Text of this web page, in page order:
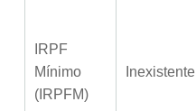
IRPF
Mínimo
(IRPFM)
Inexistente